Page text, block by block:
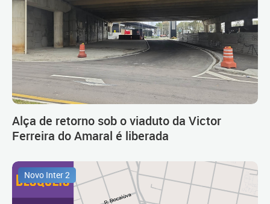
Alça de retorno sob o viaduto da Victor
Ferreira do Amaral é liberada
Novo Inter 2